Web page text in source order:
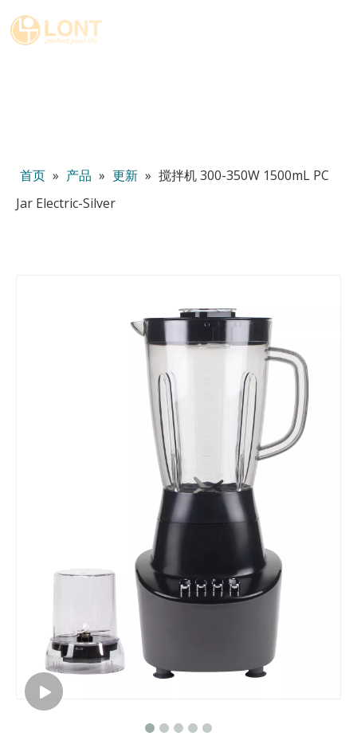
首页 » 产品 » 更新 » 搅拌机 300-350W 1500mL PC
Jar Electric-Silver